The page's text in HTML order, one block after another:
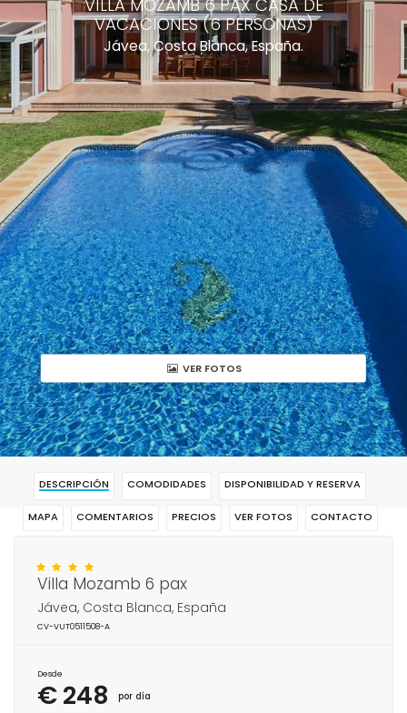
VILLA MOZAMB 6 PAX CASA DE
VACACIONES (6 PERSONAS)
Jávea, Costa Blanca, España.
VER FOTOS
DESCRIPCIÓN COMODIDADES DISPONIBILIDAD Y RESERVA
MAPA COMENTARIOS PRECIOS VER FOTOS CONTACTO
Villa Mozamb 6 pax
Jávea, Costa Blanca, España
CV-VUT0511508-A
Desde
€ 248 por día